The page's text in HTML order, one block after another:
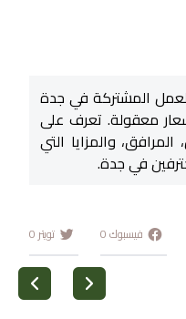
المشتركة في جدة
معقولة. تعرف على
والمزايا التي
في جدة.
فيسبوك0 تويتر0